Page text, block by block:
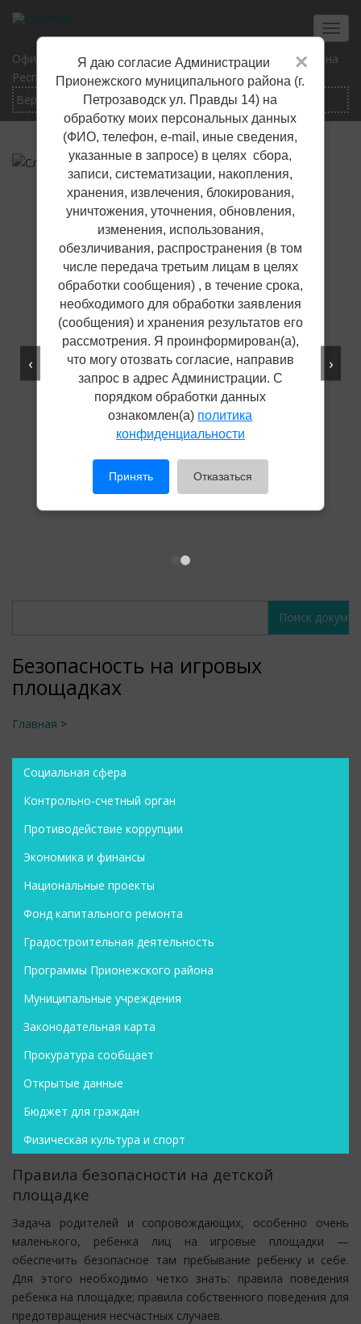
Перейти
основному
содержанию
×
Я даю согласие Администрации
Прионежского муниципального района (г.
Петрозаводск ул. Правды 14) на
обработку моих персональных данных
(ФИО, телефон, е-mail, иные сведения,
указанные в запросе) в целях сбора,
записи, систематизации, накопления,
хранения, извлечения, блокирования,
уничтожения, уточнения, обновления,
изменения, использования,
обезличивания, распространения (в том
числе передача третьим лицам в целях
обработки сообщения) , в течение срока,
необходимого для обработки заявления
(сообщения) и хранения результатов его
рассмотрения. Я проинформирован(а),
что могу отозвать согласие, направив
запрос в адрес Администрации. С
порядком обработки данных
ознакомлен(а) политика
конфиденциальности
Принять Отказаться
Официальный сайт Прионежского муниципального района
Республики Карелия
‹ ›
Безопасность на игровых
площадках
Главная >
Социальная сфера
Контрольно-счетный орган
Противодействие коррупции
Экономика и финансы
Национальные проекты
Фонд капитального ремонта
Градостроительная деятельность
Программы Прионежского района
Муниципальные учреждения
Законодательная карта
Прокуратура сообщает
Открытые данные
Бюджет для граждан
Физическая культура и спорт
Правила безопасности на детской
площадке
Задача родителей и сопровождающих, особенно очень
маленького, ребенка лиц на игровые площадки —
обеспечить безопасное там пребывание ребенку и себе.
Для этого необходимо четко знать: правила поведения
ребенка на площадке; правила собственного поведения для
предотвращения несчастных случаев.